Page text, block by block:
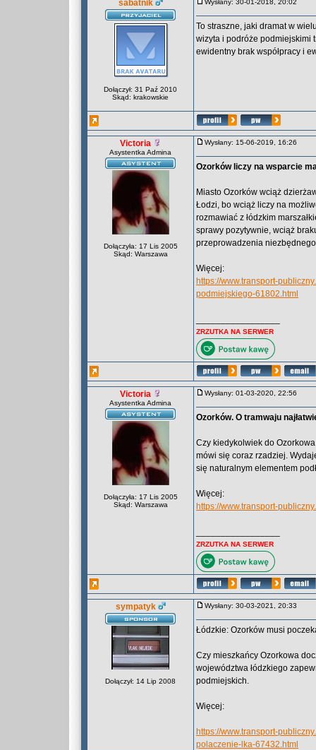
sabatnik
Dołączył: 31 Paź 2010
Skąd: krakowskie
Wysłany: 30-01-2018, 20:02
To straszne, jaki dramat w
wizyta i podróże podmiejskimi
ewidentny brak współpracy i
Victoria
Asystentka Admina
Dołączyła: 17 Lis 2005
Skąd: Warszawa
Wysłany: 15-06-2019, 16:26
Ozorków liczy na wsparcie
Miasto Ozorków wciąż
Łodzi, bo wciąż liczy na
rozmawiać z łódzkim
sprawy pozytywnie, wciąż
przeprowadzenia
Więcej:
https://www.transport-
podmiejskiego-61802.html
ZRZUTKA NA SERWER
Victoria
Asystentka Admina
Dołączyła: 17 Lis 2005
Skąd: Warszawa
Wysłany: 01-03-2020, 22:56
Ozorków. O tramwaju
Czy kiedykolwiek do
mówi się coraz rzadziej.
się naturalnym elementem
Więcej:
https://www.transport-
ZRZUTKA NA SERWER
sympatyk
Dołączył: 14 Lip 2008
Wysłany: 30-03-2021, 20:33
Łódzkie: Ozorków musi
Czy mieszkańcy Ozorkowa
województwa łódzkiego
podmiejskich.
Więcej:
https://www.transport-
polaczenie-lka-67432.html